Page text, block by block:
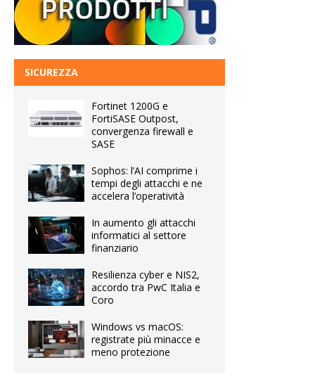
SICUREZZA
Fortinet 1200G e
FortiSASE Outpost,
convergenza firewall e
SASE
Sophos: l’AI comprime i
tempi degli attacchi e ne
accelera l’operatività
In aumento gli attacchi
informatici al settore
finanziario
Resilienza cyber e NIS2,
accordo tra PwC Italia e
Coro
Windows vs macOS:
registrate più minacce e
meno protezione